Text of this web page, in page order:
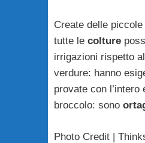
Create delle
tutte lecolture
irrigazioni rispetto
verdure: hanno
provate con
broccolo: sono
Photo Credit |